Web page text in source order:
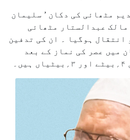
مٹھائی کی دکان ’ سلیمان
مالک عبدالستار مٹھائی
کو انتقال ہوگیا ۔ ان کی تدفین
میں عصر کی نماز کے بعد